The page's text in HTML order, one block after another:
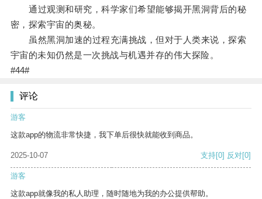
通过观测和研究，科学家们希望能够揭开黑洞背后的秘
密，探索宇宙的奥秘。
虽然黑洞加速的过程充满挑战，但对于人类来说，探索
宇宙的未知仍然是一次挑战与机遇并存的伟大探险。
#44#
评论
游客
这款app的物流非常快捷，我下单后很快就能收到商品。
2025-10-07 支持[0] 反对[0]
游客
这款app就像我的私人助理，随时随地为我的办公提供帮助。